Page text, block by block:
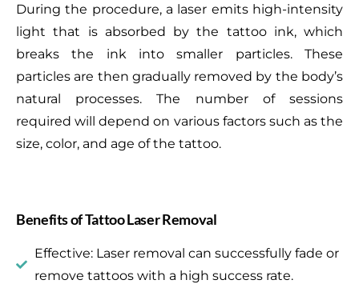
During the procedure, a laser emits high-intensity
light that is absorbed by the tattoo ink, which
breaks the ink into smaller particles. These
particles are then gradually removed by the body’s
natural processes. The number of sessions
required will depend on various factors such as the
size, color, and age of the tattoo.
Benefits of Tattoo Laser Removal
Effective: Laser removal can successfully fade or
remove tattoos with a high success rate.